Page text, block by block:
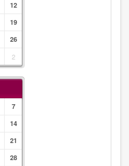
12
19
26
2
7
14
21
28